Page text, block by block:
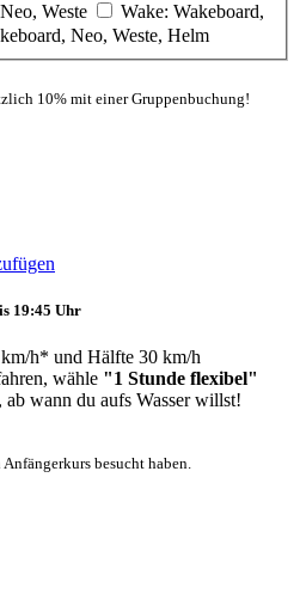
Weste
Wake: Wakeboard,
Neo, Weste, Helm
10% mit einer Gruppenbuchung!
19:45 Uhr
h* und Hälfte 30 km/h
wähle "1 Stunde flexibel"
wann du aufs Wasser willst!
besucht haben.